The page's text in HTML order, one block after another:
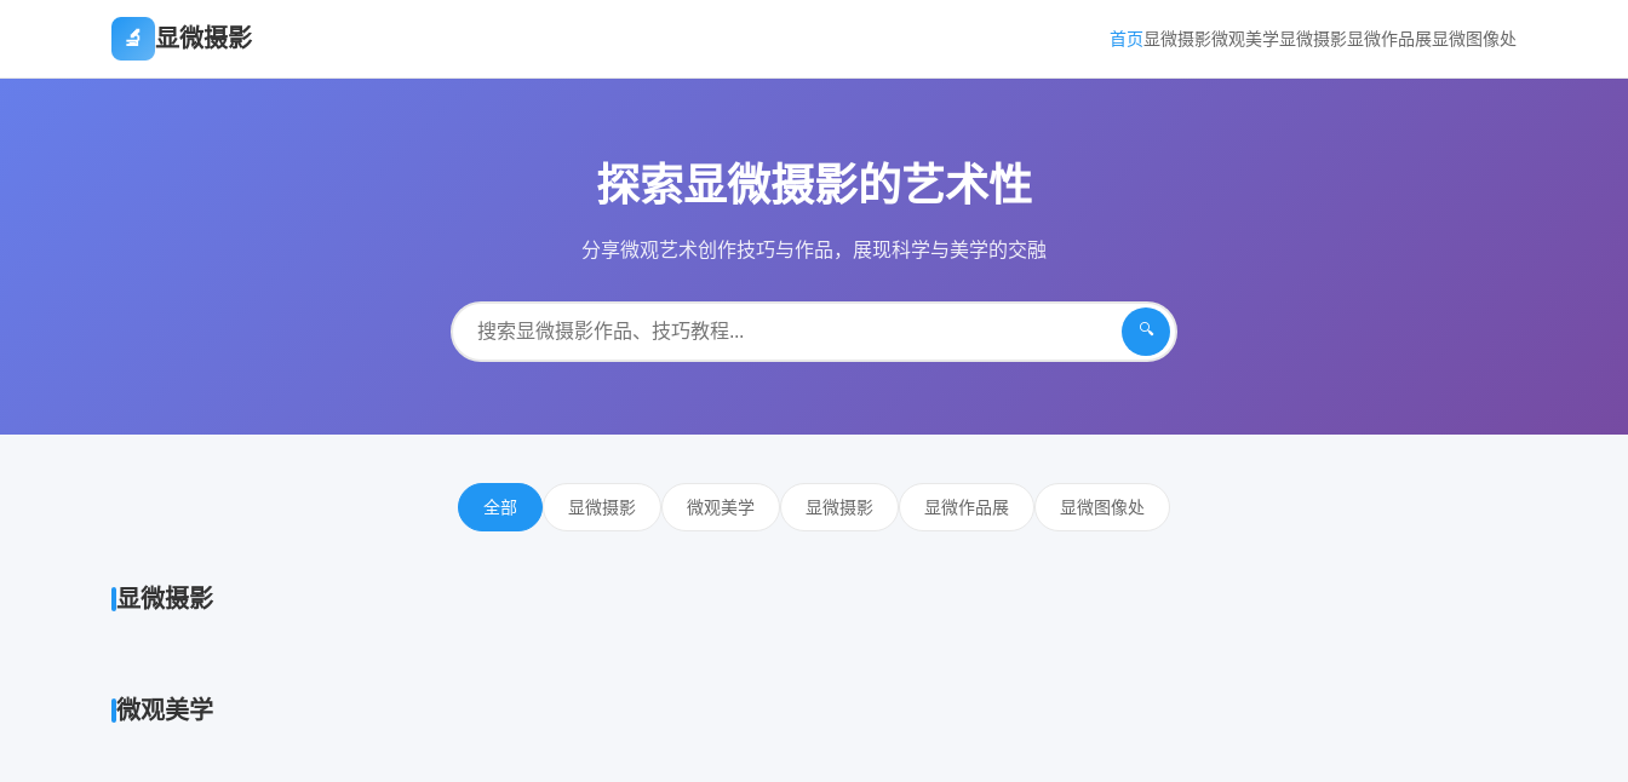
🔬 显微摄影 首页显微摄影微观美学显微摄影显微作品展显微图像处
探索显微摄影的艺术性
分享微观艺术创作技巧与作品，展现科学与美学的交融
🔍
全部 显微摄影 微观美学 显微摄影 显微作品展 显微图像处
显微摄影
微观美学